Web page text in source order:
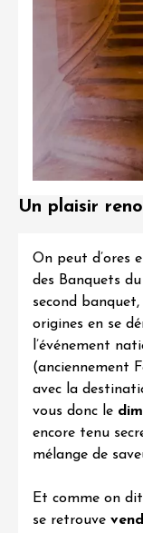
Un plaisir
On peut d’ores
des Banquets
second banquet,
origines en se
l’événement
(anciennement
avec la
vous donc le
encore tenu
mélange de
Et comme on
se retrouve